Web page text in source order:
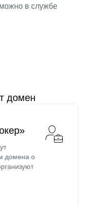
в службе
домен
домена о